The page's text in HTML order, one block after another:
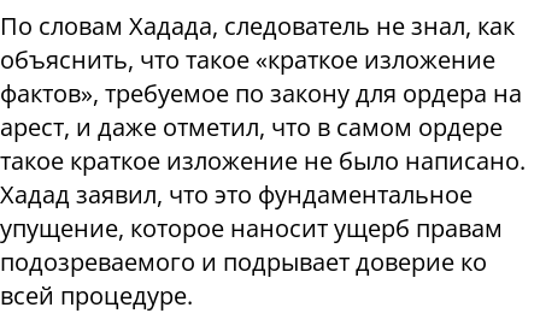
По словам Хадада, следователь не знал, как
объяснить, что такое «краткое изложение
фактов», требуемое по закону для ордера на
арест, и даже отметил, что в самом ордере
такое краткое изложение не было написано.
Хадад заявил, что это фундаментальное
упущение, которое наносит ущерб правам
подозреваемого и подрывает доверие ко
всей процедуре.